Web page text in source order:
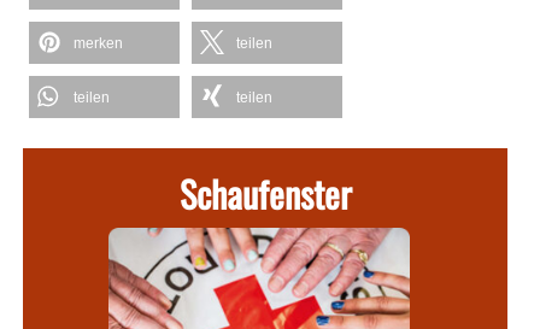
merken teilen
teilen teilen
Schaufenster